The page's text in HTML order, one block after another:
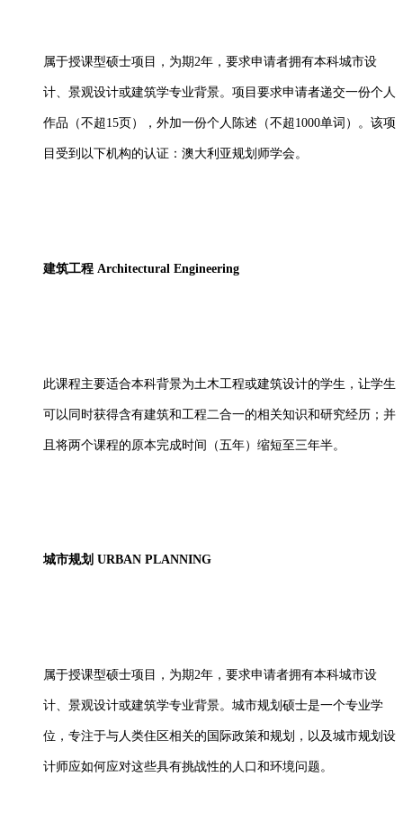
属于授课型硕士项目，为期2年，要求申请者拥有本科城市设
计、景观设计或建筑学专业背景。项目要求申请者递交一份个人
作品（不超15页），外加一份个人陈述（不超1000单词）。该项
目受到以下机构的认证：澳大利亚规划师学会。
建筑工程 Architectural Engineering
此课程主要适合本科背景为土木工程或建筑设计的学生，让学生
可以同时获得含有建筑和工程二合一的相关知识和研究经历；并
且将两个课程的原本完成时间（五年）缩短至三年半。
城市规划 URBAN PLANNING
属于授课型硕士项目，为期2年，要求申请者拥有本科城市设
计、景观设计或建筑学专业背景。城市规划硕士是一个专业学
位，专注于与人类住区相关的国际政策和规划，以及城市规划设
计师应如何应对这些具有挑战性的人口和环境问题。